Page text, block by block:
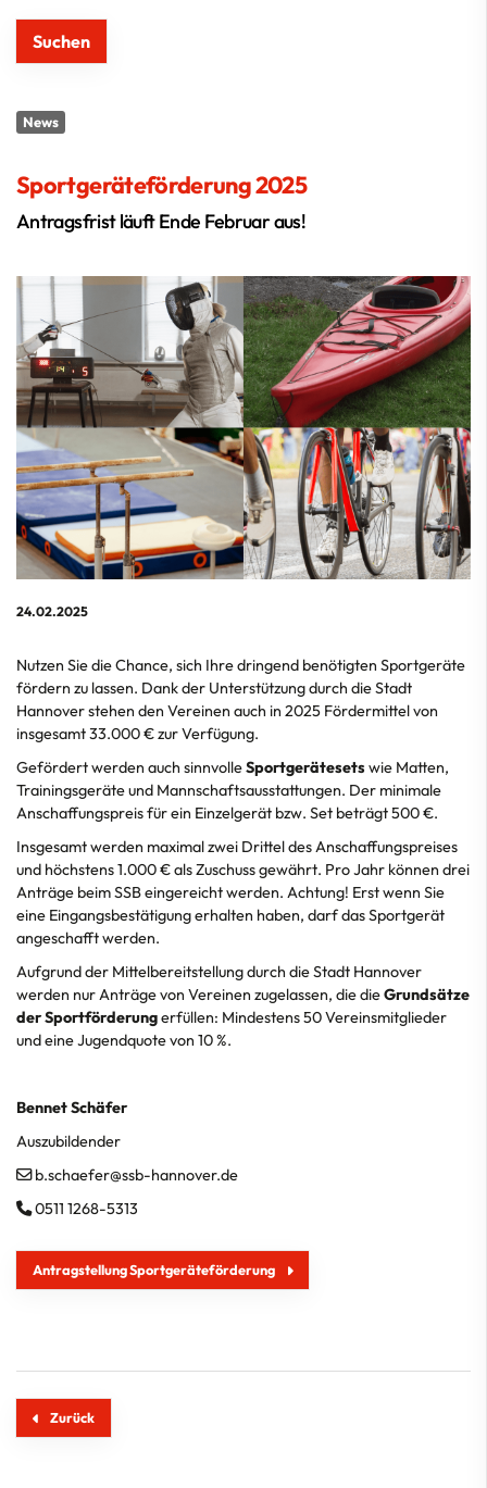
News
Sportgeräteförderung 2025
Antragsfrist läuft Ende Februar aus!
24.02.2025
Nutzen Sie die Chance, sich Ihre dringend benötigten Sportgeräte
fördern zu lassen. Dank der Unterstützung durch die Stadt
Hannover stehen den Vereinen auch in 2025 Fördermittel von
insgesamt 33.000 € zur Verfügung.
Gefördert werden auch sinnvolleSportgerätesets wie Matten,
Trainingsgeräte und Mannschaftsausstattungen. Der minimale
Anschaffungspreis für ein Einzelgerät bzw. Set beträgt 500 €.
Insgesamt werden maximal zwei Drittel des Anschaffungspreises
und höchstens 1.000 € als Zuschuss gewährt. Pro Jahr können drei
Anträge beim SSB eingereicht werden. Achtung! Erst wenn Sie
eine Eingangsbestätigung erhalten haben, darf das Sportgerät
angeschafft werden.
Aufgrund der Mittelbereitstellung durch die Stadt Hannover
werden nur Anträge von Vereinen zugelassen, die dieGrundsätze
der Sportförderungerfüllen: Mindestens 50 Vereinsmitglieder
und eine Jugendquote von 10 %.
Bennet Schäfer
Auszubildender
b.schaefer@ssb-hannover.de
0511 1268-5313
Antragstellung Sportgeräteförderung
Zurück